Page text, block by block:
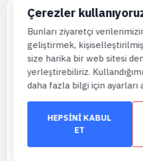
Telefon
444 43 64
WhatsApp
Eposta
info@gemiturlari.com
Çerezler
Bunları ziyaretçi
geliştirmek,
size harika bir web sitesi
yerleştirebiliriz.
daha fazla bilgi için ayarları
HEPSINI KABUL
ET